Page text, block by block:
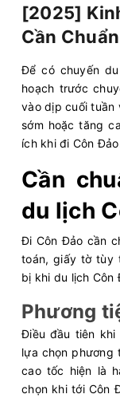
[2025]
Cần
Để có chuyến
hoạch trước
vào dịp cuối tuần
sớm hoặc tăng
ích khi đi Côn
Cần
du lịch
Đi Côn Đảo cần
toán, giấy tờ tùy
bị khi du lịch Côn
Phương
Điều đầu tiên khi
lựa chọn phương
cao tốc hiện là
chọn khi tới Côn